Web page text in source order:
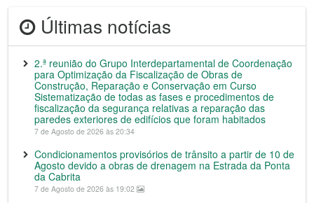
Últimas notícias
2.ª reunião do Grupo Interdepartamental de Coordenação
para Optimização da Fiscalização de Obras de
Construção, Reparação e Conservação em Curso
Sistematização de todas as fases e procedimentos de
fiscalização da segurança relativas a reparação das
paredes exteriores de edifícios que foram habitados
7 de Agosto de 2026 às 20:34
Condicionamentos provisórios de trânsito a partir de 10 de
Agosto devido a obras de drenagem na Estrada da Ponta
da Cabrita
7 de Agosto de 2026 às 19:02